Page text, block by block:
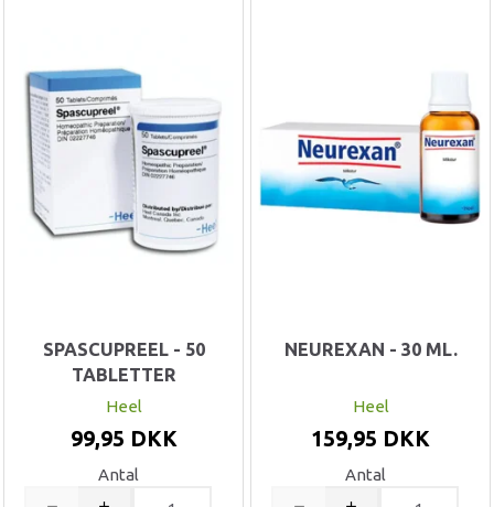
SPASCUPREEL - 50
TABLETTER
Heel
99,95 DKK
Antal
NEUREXAN - 30 ML.
Heel
159,95 DKK
Antal